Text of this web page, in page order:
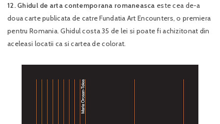
12. Ghidul de arta contemporana romaneasca este cea de-a
doua carte publicata de catre Fundatia Art Encounters, o premiera
pentru Romania. Ghidul costa 35 de lei si poate fi achizitonat din
aceleasi locatii ca si cartea de colorat.